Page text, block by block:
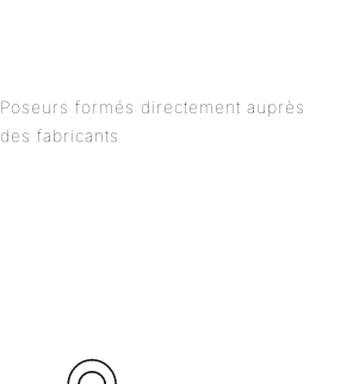
Poseurs formés directement auprès
des fabricants